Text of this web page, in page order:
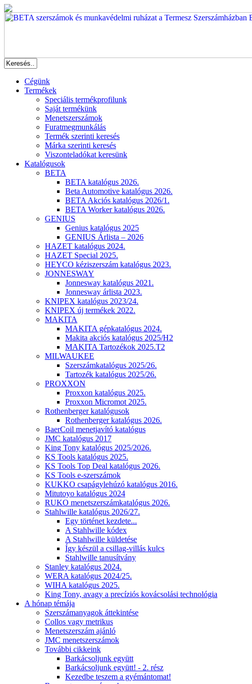
Cégünk
Termékek
Speciális termékprofilunk
Saját termékünk
Menetszerszámok
Furatmegmunkálás
Termék szerinti keresés
Márka szerinti keresés
Viszonteladókat keresünk
Katalógusok
BETA
BETA katalógus 2026.
Beta Automotive katalógus 2026.
BETA Akciós katalógus 2026/1.
BETA Worker katalógus 2026.
GENIUS
Genius katalógus 2025
GENIUS Árlista – 2026
HAZET katalógus 2024.
HAZET Special 2025.
HEYCO kéziszerszám katalógus 2023.
JONNESWAY
Jonnesway katalógus 2021.
Jonnesway árlista 2023.
KNIPEX katalógus 2023/24.
KNIPEX új termékek 2022.
MAKITA
MAKITA gépkatalógus 2024.
Makita akciós katalógus 2025/H2
MAKITA Tartozékok 2025.T2
MILWAUKEE
Szerszámkatalógus 2025/26.
Tartozék katalógus 2025/26.
PROXXON
Proxxon katalógus 2025.
Proxxon Micromot 2025.
Rothenberger katalógusok
Rothenberger katalógus 2026.
BaerCoil menetjavító katalógus
JMC katalógus 2017
King Tony katalógus 2025/2026.
KS Tools katalógus 2025.
KS Tools Top Deal katalógus 2026.
KS Tools e-szerszámok
KUKKO csapágylehúzó katalógus 2016.
Mitutoyo katalógus 2024
RUKO menetszerszámkatalógus 2026.
Stahlwille katalógus 2026/27.
Egy történet kezdete...
A Stahlwille kódex
A Stahlwille küldetése
Így készül a csillag-villás kulcs
Stahlwille tanusítvány
Stanley katalógus 2024.
WERA katalógus 2024/25.
WIHA katalógus 2025.
King Tony, avagy a precíziós kovácsolási technológia
A hónap témája
Szerszámanyagok áttekintése
Collos vagy metrikus
Menetszerszám ajánló
JMC menetszerszámok
További cikkeink
Barkácsoljunk együtt
Barkácsoljunk együtt! - 2. rész
Kezedbe teszem a gyémántomat!